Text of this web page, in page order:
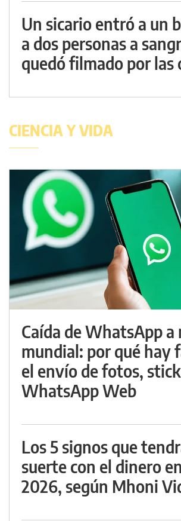
Un sicario entró a un
a dos personas a
quedó filmado por las
CIENCIA Y VIDA
Caída de WhatsApp a
mundial: por qué hay
el envío de fotos,
WhatsApp Web
Los 5 signos que
suerte con el dinero
2026, según Mhoni